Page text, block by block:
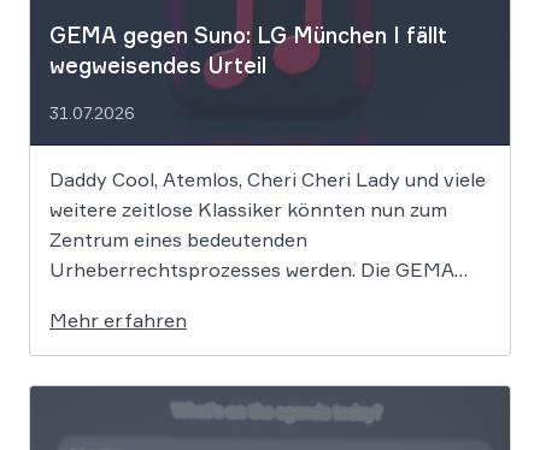
GEMA gegen Suno: LG München I fällt
wegweisendes Urteil
31.07.2026
Daddy Cool, Atemlos, Cheri Cheri Lady und viele
weitere zeitlose Klassiker könnten nun zum
Zentrum eines bedeutenden
Urheberrechtsprozesses werden. Die GEMA
die Rechte ihrer Mitglieder verteidigen. Dem
Unternehmen hinter der populären KI-Musik-
App werden massive
Urheberrechtsverletzungen vorgeworfen. Die
Mehr erfahren